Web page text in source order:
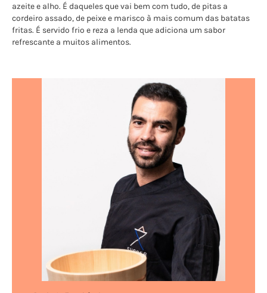
azeite e alho. É daqueles que vai bem com tudo, de pitas a
cordeiro assado, de peixe e marisco à mais comum das batatas
fritas. É servido frio e reza a lenda que adiciona um sabor
refrescante a muitos alimentos.